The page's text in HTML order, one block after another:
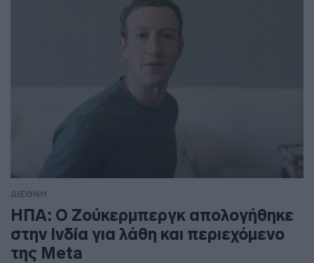
ΔΙΕΘΝΗ
ΗΠΑ: Ο Ζούκερμπεργκ απολογήθηκε
στην Ινδία για λάθη και περιεχόμενο
της Meta